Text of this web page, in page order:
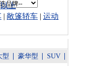
上
| 敞篷轿车 | 运动
型 豪华型 SUV